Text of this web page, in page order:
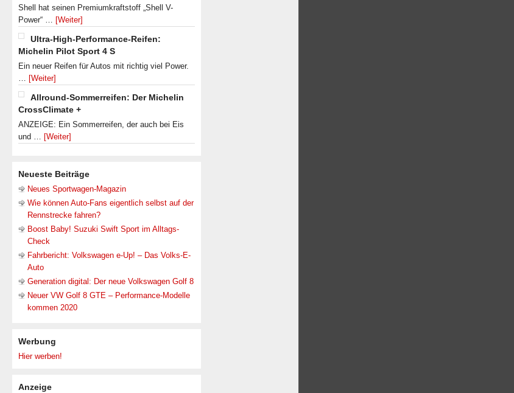
Shell hat seinen Premiumkraftstoff „Shell V-
Power“ … [Weiter]
Ultra-High-Performance-Reifen:
Michelin Pilot Sport 4 S
Ein neuer Reifen für Autos mit richtig viel Power.
… [Weiter]
Allround-Sommerreifen: Der Michelin
CrossClimate +
ANZEIGE: Ein Sommerreifen, der auch bei Eis
und … [Weiter]
Neueste Beiträge
Neues Sportwagen-Magazin
Wie können Auto-Fans eigentlich selbst auf der
Rennstrecke fahren?
Boost Baby! Suzuki Swift Sport im Alltags-
Check
Fahrbericht: Volkswagen e-Up! – Das Volks-E-
Auto
Generation digital: Der neue Volkswagen Golf 8
Neuer VW Golf 8 GTE – Performance-Modelle
kommen 2020
Werbung
Hier werben!
Anzeige